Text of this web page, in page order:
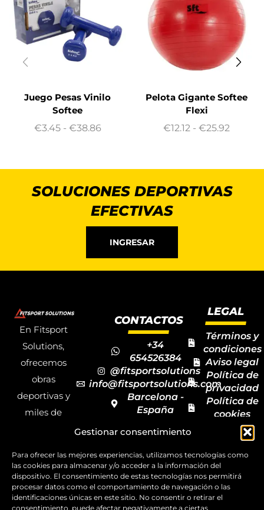
Gestionar consentimiento
Para ofrecer las mejores experiencias, utilizamos tecnologías como
las cookies para almacenar y/o acceder a la información del
dispositivo. El consentimiento de estas tecnologías nos permitirá
procesar datos como el comportamiento de navegación o las
identificaciones únicas en este sitio. No consentir o retirar el
consentimiento, puede afectar negativamente a ciertas
Juego Pesas Vinilo
Softee
€3.45 - €38.86
Pelota Gigante Softee
Flexi
€12.12 - €25.92
SOLUCIONES DEPORTIVAS
EFECTIVAS
INGRESAR
En Fitsport
Solutions,
ofrecemos
obras
deportivas y
miles de
deportivos
para todas las
disciplinas,
CONTACTOS
+34
654526384
@fitsportsolutions
info@fitsportsolutions.com
Barcelona -
España
de contacto
LEGAL
Términos y
condiciones
Aviso legal
Política de
privacidad
Política de
cookies
Mapa del
sitio